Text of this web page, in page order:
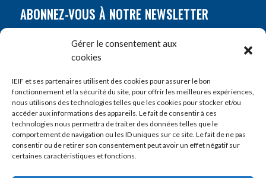
Gérer le consentement aux
cookies
IEIF et ses partenaires utilisent des cookies pour assurer le bon
fonctionnement et la sécurité du site, pour offrir les meilleures expériences,
nous utilisons des technologies telles que les cookies pour stocker et/ou
accéder aux informations des appareils. Le fait de consentir à ces
technologies nous permettra de traiter des données telles que le
comportement de navigation ou les ID uniques sur ce site. Le fait de ne pas
consentir ou de retirer son consentement peut avoir un effet négatif sur
certaines caractéristiques et fonctions.
ABONNEZ-VOUS À NOTRE NEWSLETTER
Prénom*
E-mail*